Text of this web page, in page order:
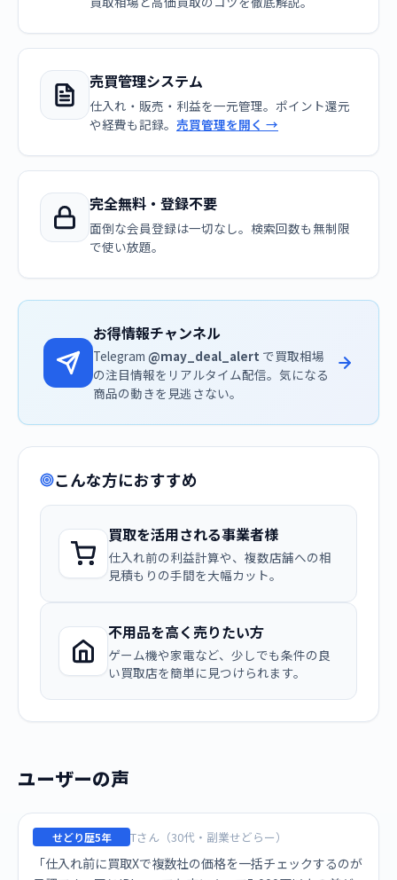
売買管理システム
仕入れ・販売・利益を一元管理。ポイント還元
や経費も記録。 売買管理を開く →
完全無料・登録不要
面倒な会員登録は一切なし。検索回数も無制限
で使い放題。
お得情報チャンネル
Telegram @may_deal_alert で買取相場
の注目情報をリアルタイム配信。気になる
商品の動きを見逃さない。
こんな方におすすめ
買取を活用される事業者様
仕入れ前の利益計算や、複数店舗への相
見積もりの手間を大幅カット。
不用品を高く売りたい方
ゲーム機や家電など、少しでも条件の良
い買取店を簡単に見つけられます。
ユーザーの声
せどり歴5年 Tさん（30代・副業せどらー）
「仕入れ前に買取Xで複数社の価格を一括チェックするのが